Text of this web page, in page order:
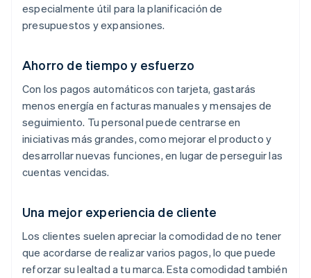
especialmente útil para la planificación de
presupuestos y expansiones.
Ahorro de tiempo y esfuerzo
Con los pagos automáticos con tarjeta, gastarás
menos energía en facturas manuales y mensajes de
seguimiento. Tu personal puede centrarse en
iniciativas más grandes, como mejorar el producto y
desarrollar nuevas funciones, en lugar de perseguir las
cuentas vencidas.
Una mejor experiencia de cliente
Los clientes suelen apreciar la comodidad de no tener
que acordarse de realizar varios pagos, lo que puede
reforzar su lealtad a tu marca. Esta comodidad también